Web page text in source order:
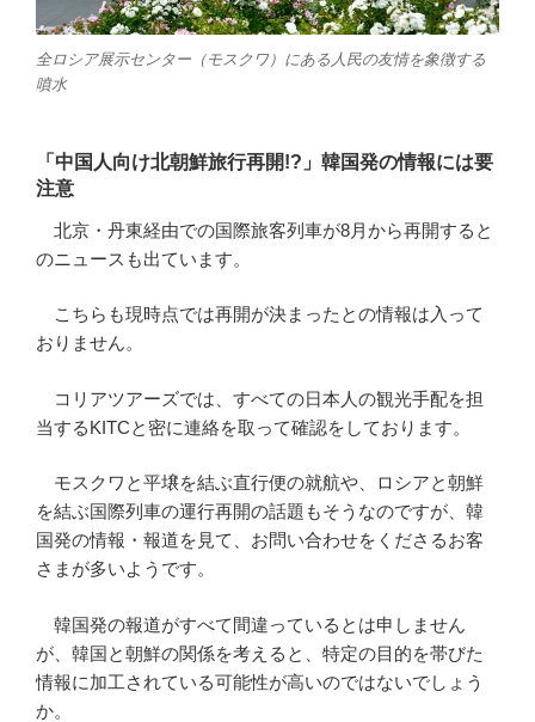
全ロシア展示センター（モスクワ）にある人民の友情を象徴する
噴水
「中国人向け北朝鮮旅行再開!?」韓国発の情報には要
注意
北京・丹東経由での国際旅客列車が8月から再開すると
のニュースも出ています。
こちらも現時点では再開が決まったとの情報は入って
おりません。
コリアツアーズでは、すべての日本人の観光手配を担
当するKITCと密に連絡を取って確認をしております。
モスクワと平壌を結ぶ直行便の就航や、ロシアと朝鮮
を結ぶ国際列車の運行再開の話題もそうなのですが、韓
国発の情報・報道を見て、お問い合わせをくださるお客
さまが多いようです。
韓国発の報道がすべて間違っているとは申しません
が、韓国と朝鮮の関係を考えると、特定の目的を帯びた
情報に加工されている可能性が高いのではないでしょう
か。